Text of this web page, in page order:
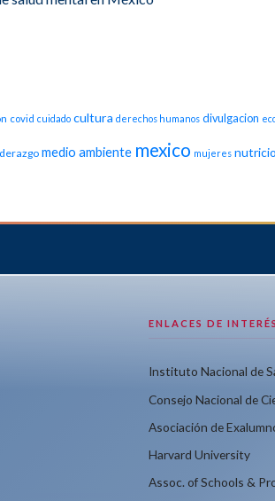
covid cuidado cultura derechos humanos divulgacion
medio ambiente mexico mujeres
ENLACES DE INTERÉS
Instituto Nacional de
Consejo Nacional de
Asociación de
Harvard University
Assoc. of Schools &